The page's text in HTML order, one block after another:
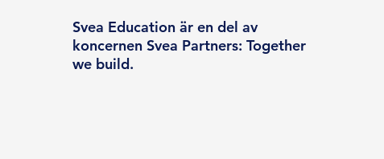
Svea Education är en del av
koncernen Svea Partners: Together
we build.